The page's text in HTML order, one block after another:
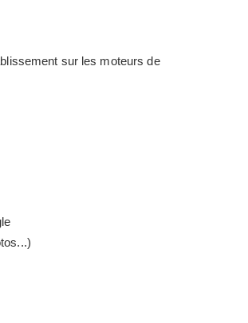
sur les moteurs de